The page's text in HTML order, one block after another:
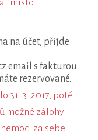
místo
na účet, přijde
email s fakturou
rezervované.
31. 3. 2017, poté
možné zálohy
za sebe